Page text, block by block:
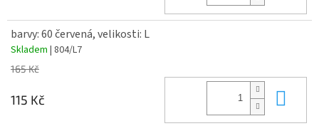
barvy: 60 červená, velikosti: L
Skladem | 804/L7
165 Kč
115 Kč